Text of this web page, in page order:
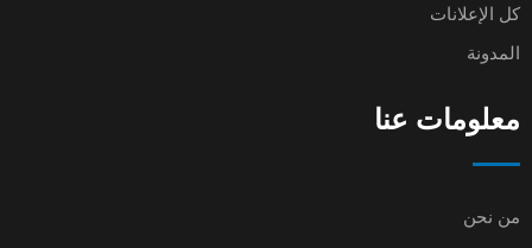
كل الإعلانات
المدونة
معلومات عنا
من نحن